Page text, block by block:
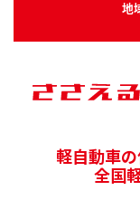
軽自動車
全国